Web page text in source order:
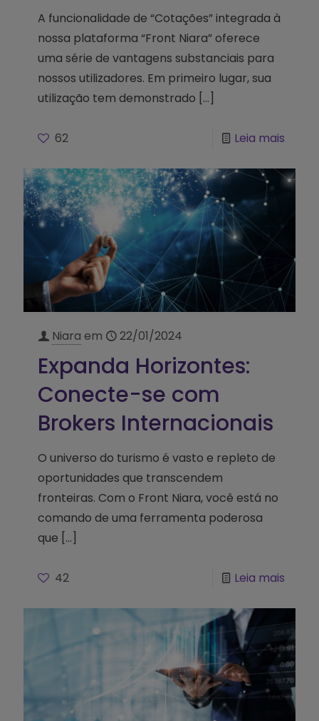
A funcionalidade de “Cotações” integrada à
nossa plataforma “Front Niara” oferece
uma série de vantagens substanciais para
nossos utilizadores. Em primeiro lugar, sua
utilização tem demonstrado […]
62 Leia mais
Niara em 22/01/2024
Expanda Horizontes:
Conecte-se com
Brokers Internacionais
O universo do turismo é vasto e repleto de
oportunidades que transcendem
fronteiras. Com o Front Niara, você está no
comando de uma ferramenta poderosa
que […]
42 Leia mais